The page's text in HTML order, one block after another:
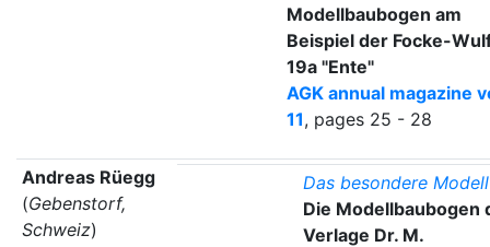
Modellbaubogen am
Beispiel der Focke-
19a "Ente"
AGK annual magazine
11, pages 25 - 28
Andreas Rüegg
(Gebenstorf,
Schweiz)
Das besondere Modell
Die Modellbaubogen
Verlage Dr. M.